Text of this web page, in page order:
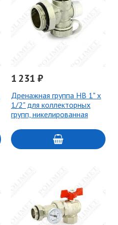
1 231 ₽
Дренажная группа НВ 1" х
1/2" для коллекторных
групп, никелированная